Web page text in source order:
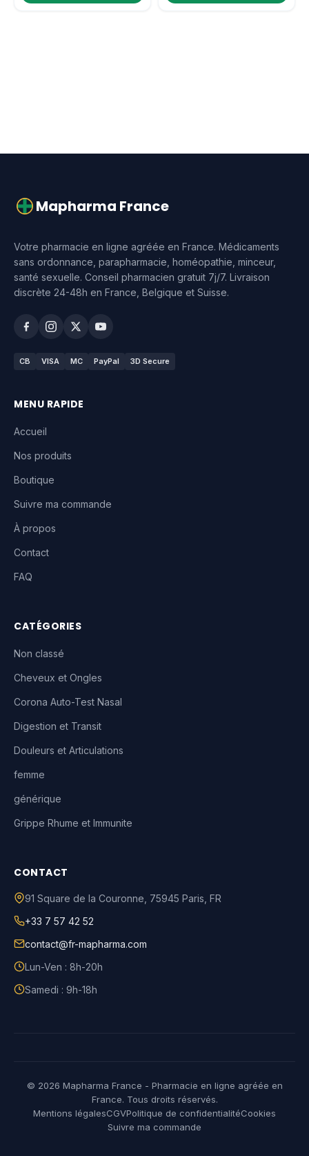
Mapharma France
Votre pharmacie en ligne agréée en France. Médicaments
sans ordonnance, parapharmacie, homéopathie, minceur,
santé sexuelle. Conseil pharmacien gratuit 7j/7. Livraison
discrète 24-48h en France, Belgique et Suisse.
CB VISA MC PayPal 3D Secure
MENU RAPIDE
Accueil
Nos produits
Boutique
Suivre ma commande
À propos
Contact
FAQ
CATÉGORIES
Non classé
Cheveux et Ongles
Corona Auto-Test Nasal
Digestion et Transit
Douleurs et Articulations
femme
générique
Grippe Rhume et Immunite
CONTACT
91 Square de la Couronne 75945 Paris FR
+33 7 57 42 52
contact@fr-mapharma.com
Lun-Ven : 8h-20h
Samedi : 9h-18h
© 2026 Mapharma France - Pharmacie en ligne agréée en
France. Tous droits réservés.
Mentions légalesCGVPolitique de confidentialitéCookies
Suivre ma commande